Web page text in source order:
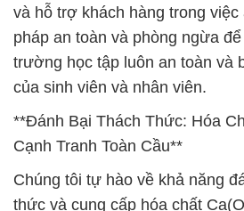
và hỗ trợ khách hàng trong việc
pháp an toàn và phòng ngừa
trường học tập luôn an toàn và
của sinh viên và nhân viên.
**Đánh Bại Thách Thức: Hóa
Cạnh Tranh Toàn Cầu**
Chúng tôi tự hào về khả năng
thức và cung cấp hóa chất